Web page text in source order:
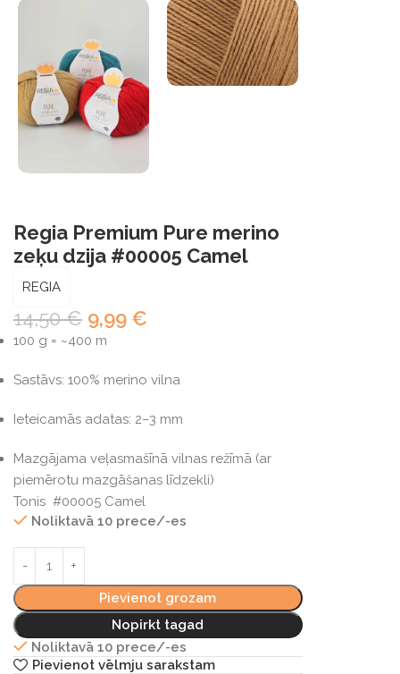
Regia Premium Pure merino
zeķu dzija #00005 Camel
REGIA
14,50€ 9,99 €
100 g = ~400 m
Sastāvs: 100% merino vilna
Ieteicamās adatas: 2–3 mm
Mazgājama veļasmašīnā vilnas režīmā (ar
piemērotu mazgāšanas līdzekli)
Tonis #00005 Camel
Noliktavā 10 prece/-es
Pievienot grozam
Nopirkt tagad
Noliktavā 10 prece/-es
Pievienot vēlmju sarakstam